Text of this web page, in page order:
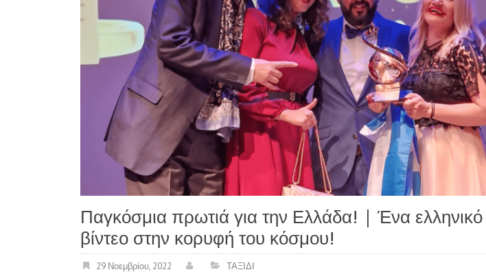
Παγκόσμια πρωτιά για την Ελλάδα! | Ένα ελληνικό
βίντεο στην κορυφή του κόσμου!
29 Νοεμβρίου, 2022 ΤΑΞΙΔΙ